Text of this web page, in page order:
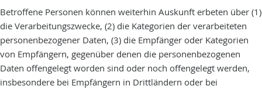
Betroffene Personen können weiterhin Auskunft erbeten über (1)
die Verarbeitungszwecke, (2) die Kategorien der verarbeiteten
personenbezogener Daten, (3) die Empfänger oder Kategorien
von Empfängern, gegenüber denen die personenbezogenen
Daten offengelegt worden sind oder noch offengelegt werden,
insbesondere bei Empfängern in Drittländern oder bei